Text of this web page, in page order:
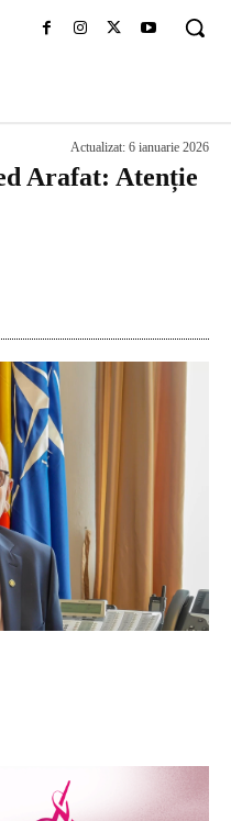
Actualizat: 6 ianuarie 2026
Arafat: Atenție